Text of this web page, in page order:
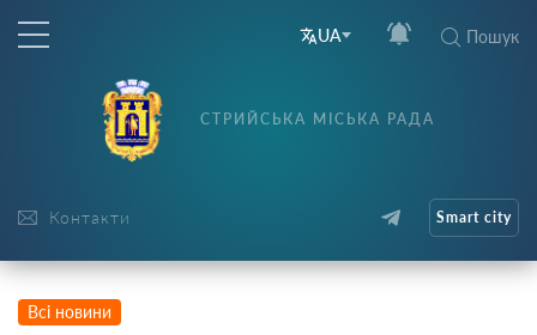
UA Пошук
Контакти
СТРИЙСЬКА МІСЬКА РАДА
Smart city
Всі новини